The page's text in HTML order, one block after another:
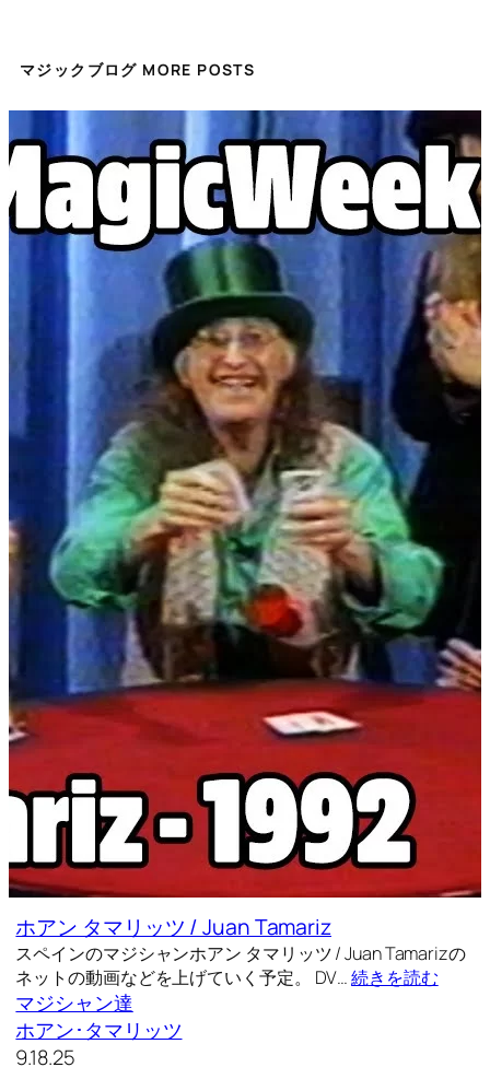
マジックブログ MORE POSTS
ホアン タマリッツ / Juan Tamariz
スペインのマジシャンホアン タマリッツ / Juan Tamarizの
ネットの動画などを上げていく予定。 DV…続きを読む
マジシャン達
ホアン･タマリッツ
9.18.25